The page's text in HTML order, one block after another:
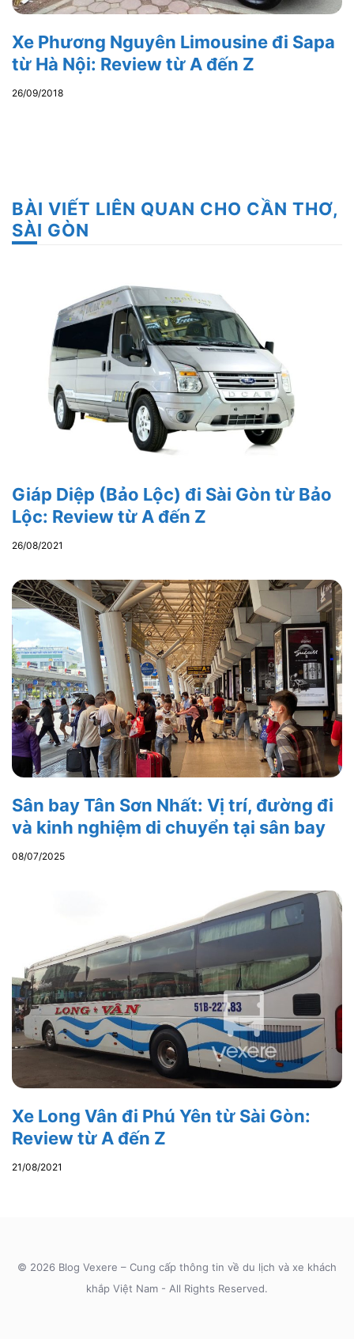
Xe Phương Nguyên Limousine đi Sapa
từ Hà Nội: Review từ A đến Z
26/09/2018
BÀI VIẾT LIÊN QUAN CHO CẦN THƠ,
SÀI GÒN
Giáp Diệp (Bảo Lộc) đi Sài Gòn từ Bảo
Lộc: Review từ A đến Z
26/08/2021
Sân bay Tân Sơn Nhất: Vị trí, đường đi
và kinh nghiệm di chuyển tại sân bay
08/07/2025
Xe Long Vân đi Phú Yên từ Sài Gòn:
Review từ A đến Z
21/08/2021
© 2026 Blog Vexere – Cung cấp thông tin về du lịch và xe khách
khắp Việt Nam - All Rights Reserved.